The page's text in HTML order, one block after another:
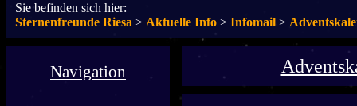
Sie befinden sich hier:
Sternenfreunde Riesa > Aktuelle Info > Infomail >
Navigation